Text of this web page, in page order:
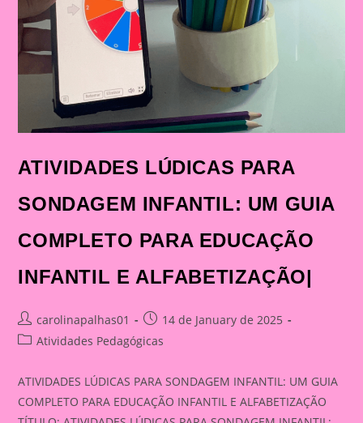
ATIVIDADES LÚDICAS PARA
SONDAGEM INFANTIL: UM GUIA
COMPLETO PARA EDUCAÇÃO
INFANTIL E ALFABETIZAÇÃO|
Post
author:
carolinapalhas01
Post
published:
14 de January de 2025
PostAtividades Pedagógicas
ATIVIDADES LÚDICAS PARA SONDAGEM INFANTIL: UM GUIA
COMPLETO PARA EDUCAÇÃO INFANTIL E ALFABETIZAÇÃO